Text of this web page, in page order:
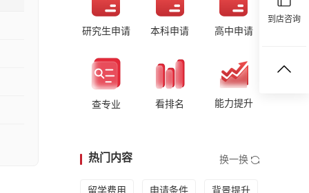
到店咨询
研究生申请 本科申请 高中申请
查专业 看排名 能力提升
热门内容 换一换
留学费用 申请条件 背景提升